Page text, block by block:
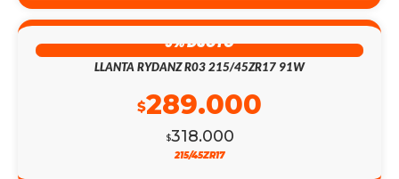
9% DSCTO
LLANTA RYDANZ R03 215/45ZR17 91W
$318.000
$289.000
215/45ZR17